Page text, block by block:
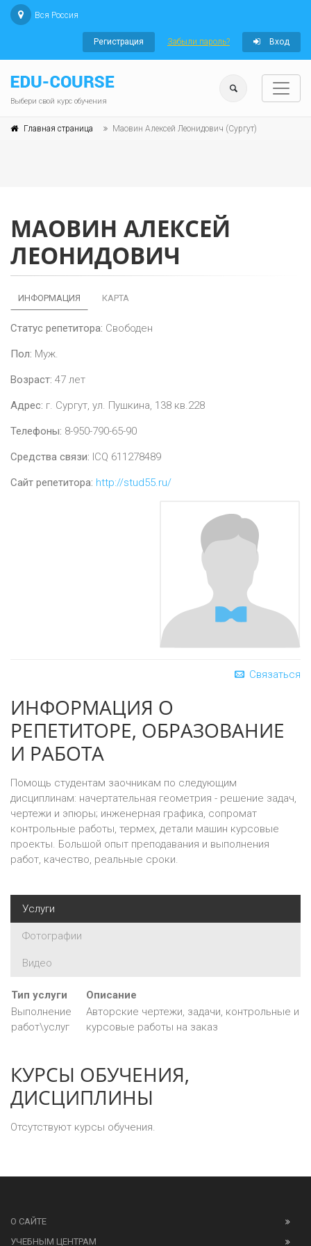
Вся Россия
Регистрация Забыли пароль? Вход
Выбери свой курс обучения
Главная страница Маовин Алексей Леонидович (Сургут)
МАОВИН АЛЕКСЕЙ
ЛЕОНИДОВИЧ
ИНФОРМАЦИЯ КАРТА
Статус репетитора: Свободен
Пол: Муж.
Возраст: 47 лет
Адрес: г. Сургут, ул. Пушкина, 138 кв.228
Телефоны: 8-950-790-65-90
Средства связи: ICQ 611278489
Сайт репетитора: http://stud55.ru/
Связаться
ИНФОРМАЦИЯ О
РЕПЕТИТОРЕ, ОБРАЗОВАНИЕ
И РАБОТА
Помощь студентам заочникам по следующим
дисциплинам: начертательная геометрия - решение задач,
чертежи и эпюры; инженерная графика, сопромат
контрольные работы, термех, детали машин курсовые
проекты. Большой опыт преподавания и выполнения
работ, качество, реальные сроки.
Услуги
Фотографии
Видео
Тип услуги
Описание
Выполнение
работ\услуг
Авторские чертежи, задачи, контрольные и
курсовые работы на заказ
КУРСЫ ОБУЧЕНИЯ,
ДИСЦИПЛИНЫ
Отсутствуют курсы обучения.
О САЙТЕ
УЧЕБНЫМ ЦЕНТРАМ